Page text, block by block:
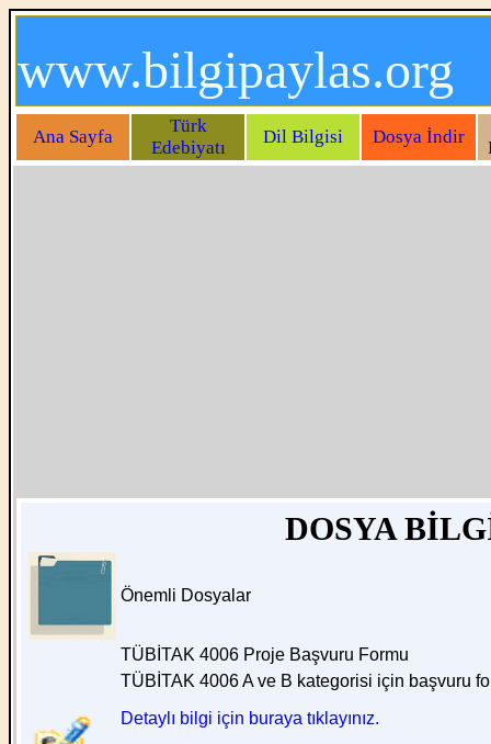
www.bilgipaylas.org
Ana Sayfa
Türk
Edebiyatı
Dil Bilgisi Dosya İndir
DOSYA
Önemli Dosyalar
TÜBİTAK 4006 Proje Başvuru Formu
TÜBİTAK 4006 A ve B kategorisi için başvuru
Detaylı bilgi için buraya tıklayınız.